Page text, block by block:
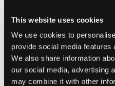
This website uses cookies
We use cookies to
provide social media features
We also share information
our social media, advertising
may combine it with other
Opplevd størrelse
Liten